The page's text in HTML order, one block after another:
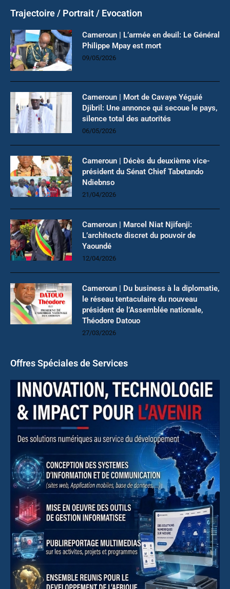
Trajectoire / Portrait / Evocation
Cameroun | L’armée en deuil: Le Général
Philippe Mpay est mort
09/05/2026
Cameroun | Mort de Cavaye Yéguié
Djibril: Une annonce qui secoue le pays,
silence total des autorités
06/05/2026
Cameroun | Décès du deuxième vice-
président du Sénat Chief Tabetando
Ndiebnso
21/04/2026
Cameroun | Marcel Niat Njifenji:
L’architecte discret du pouvoir de
Yaoundé
12/04/2026
Cameroun | Du business à la diplomatie,
le réseau tentaculaire du nouveau
président de l’Assemblée nationale,
Théodore Datouo
27/03/2026
Offres Spéciales de Services